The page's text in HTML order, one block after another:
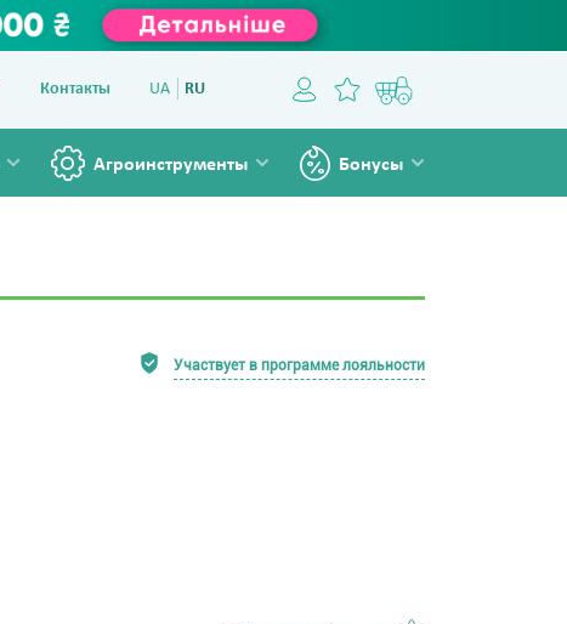
Контакты UA RU
Агроинструменты Бонусы
Участвует в программе лояльности